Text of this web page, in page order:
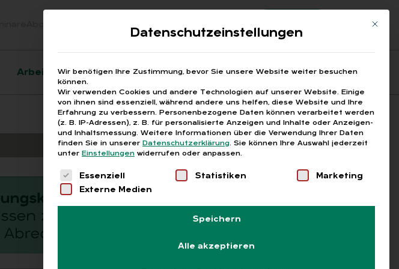
Suchen
Registrierung
Arbeitsrecht Fragen aus den ARGEn Printausgaben
Mit
Datenschutzeinstellungen
Wir benötigen Ihre Zustimmung, bevor Sie unsere Website weiter besuchen
können.
Wir verwenden Cookies und andere Technologien auf unserer Website. Einige
von ihnen sind essenziell, während andere uns helfen, diese Website und Ihre
Erfahrung zu verbessern. Personenbezogene Daten können verarbeitet werden
(z. B. IP-Adressen), z. B. für personalisierte Anzeigen und Inhalte oder Anzeigen-
und Inhaltsmessung. Weitere Informationen über die Verwendung Ihrer Daten
finden Sie in unserer Datenschutzerklärung. Sie können Ihre Auswahl jederzeit
unter Einstellungen widerrufen oder anpassen.
Es folgt eine Liste der Service-Gruppen, für die eine
Essenziell Statistiken
Marketing
Externe Medien
Speichern
Alle akzeptieren